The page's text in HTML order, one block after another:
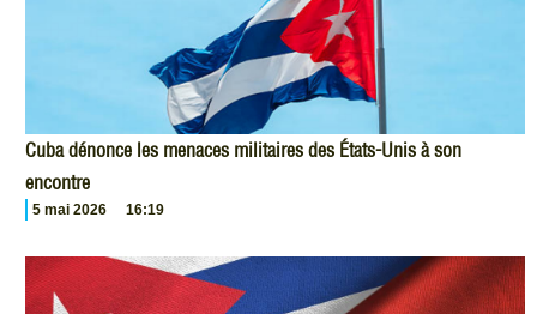
Cuba dénonce les menaces militaires des États-Unis à son
encontre
5 mai 2026 16:19